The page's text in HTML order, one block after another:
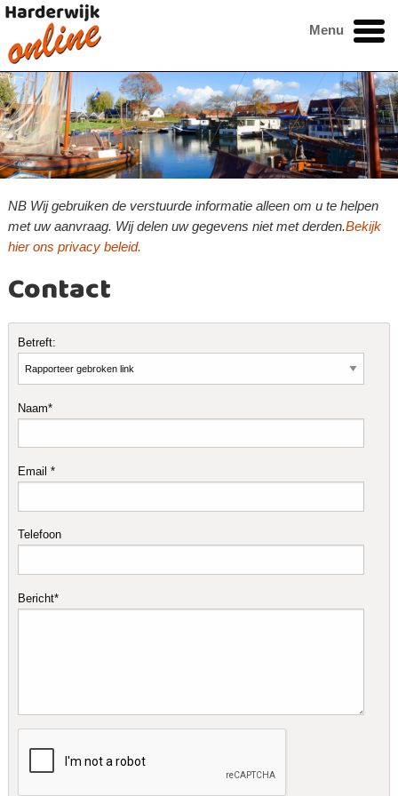
Menu
NB Wij gebruiken de verstuurde informatie alleen om u te helpen
met uw aanvraag. Wij delen uw gegevens niet met derden.Bekijk
hier ons privacy beleid.
Contact
Betreft:
Naam*
Email *
Telefoon
Bericht*